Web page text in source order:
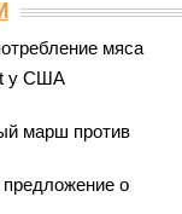
ждать от
«Сказочного
ждать от
достройки